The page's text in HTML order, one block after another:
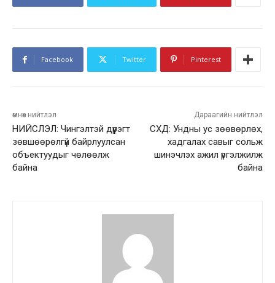
Facebook Twitter Pinterest
өмнөх нийтлэл
НИЙСЛЭЛ: Чингэлтэй дүүрэгт
зөвшөөрөлгүй байрлуулсан
объектуудыг чөлөөлж
байна
Дараагийн нийтлэл
СХД: Ундны ус зөөвөрлөх,
хадгалах савыг сольж
шинэчлэх ажил үргэлжилж
байна